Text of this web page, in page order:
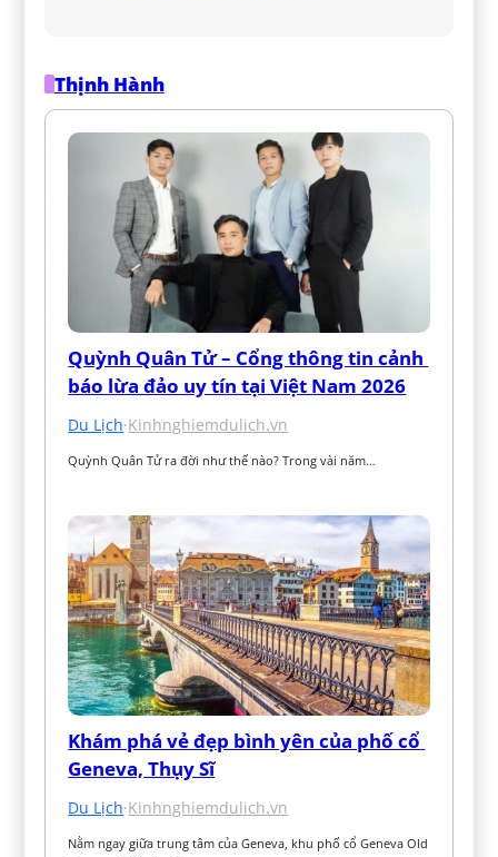
Thịnh Hành
Quỳnh Quân Tử – Cổng thông tin cảnh
báo lừa đảo uy tín tại Việt Nam 2026
Du Lịch·Kinhnghiemdulich.vn
Quỳnh Quân Tử ra đời như thế nào? Trong vài năm…
Khám phá vẻ đẹp bình yên của phố cổ
Geneva, Thụy Sĩ
Du Lịch·Kinhnghiemdulich.vn
Nằm ngay giữa trung tâm của Geneva, khu phố cổ Geneva Old